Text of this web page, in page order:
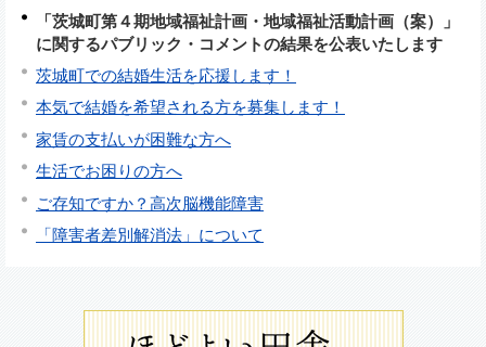
「茨城町第４期地域福祉計画・地域福祉活動計画（案）」
に関するパブリック・コメントの結果を公表いたします
茨城町での結婚生活を応援します！
本気で結婚を希望される方を募集します！
家賃の支払いが困難な方へ
生活でお困りの方へ
ご存知ですか？高次脳機能障害
「障害者差別解消法」について